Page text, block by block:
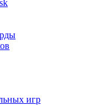
игр